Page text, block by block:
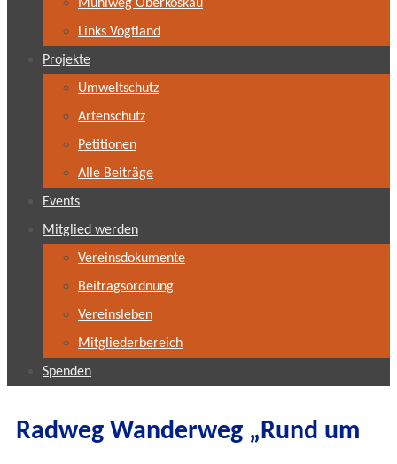
Mühlweg Oberkoskau
Links Vogtland
Projekte
Umweltschutz
Artenschutz
Petitionen
Alle Beiträge
Events
Mitglied werden
Vereinsdokumente
Beitragsordnung
Vereinsleben
Mitgliederbereich
Spenden
Radweg Wanderweg „Rund um